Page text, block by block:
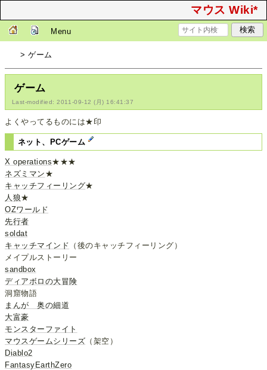
マウス Wiki*
Menu
> ゲーム
ゲーム
Last-modified: 2011-09-12 (月) 16:41:37
よくやってるものには★印
ネット、PCゲーム
X operations★★★
ネズミマン ★
キャッチフィーリング★
人狼★
OZワールド
先行者
soldat
キャッチマインド （後のキャッチフィーリング）
メイプルストーリー
sandbox
ディアボロの大冒険
洞窟物語
まんが 奥の細道
大富豪
モンスターファイト
マウスゲームシリーズ （架空）
Diablo2
FantasyEarthZero